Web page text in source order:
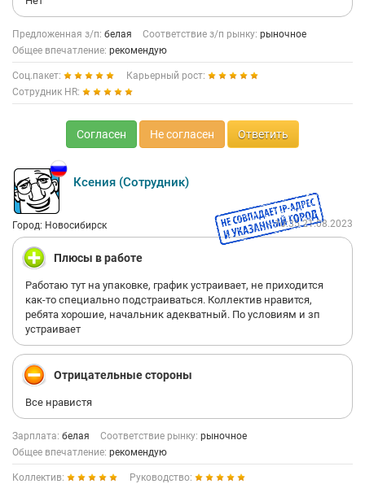
Предложенная з/п: белая Соответствие з/п рынку: рыночное
Общее впечатление: рекомендую
Соц.пакет:
Карьерный рост:
Сотрудник HR:
Согласен Не согласен Ответить
Ксения (Сотрудник)
Город: Новосибирск 10:35 21.08.2023
Плюсы в работе
Работаю тут на упаковке, график устраивает, не приходится
как-то специально подстраиваться. Коллектив нравится,
ребята хорошие, начальник адекватный. По условиям и зп
устраивает
Отрицательные стороны
Все нравистя
Зарплата: белая Соответствие рынку: рыночное
Общее впечатление: рекомендую
Коллектив:
Руководство: